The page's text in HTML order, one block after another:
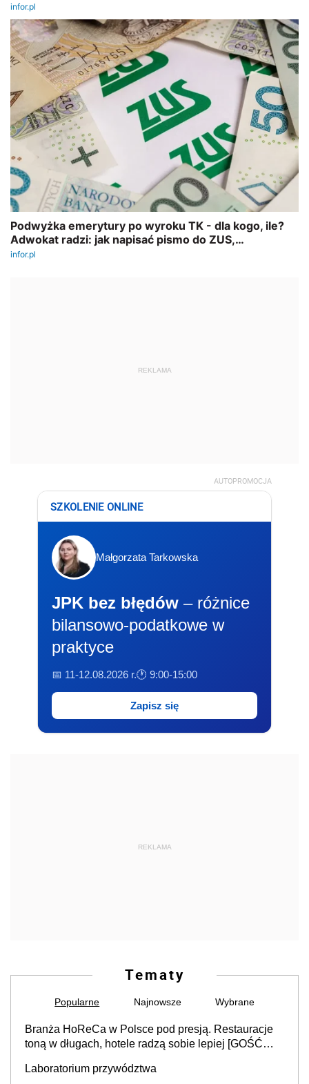
REKLAMA
AUTOPROMOCJA
SZKOLENIE ONLINE
Małgorzata Tarkowska
JPK bez błędów – różnice
bilansowo-podatkowe w
praktyce
📅 11-12.08.2026 r.🕐 9:00-15:00
Zapisz się
REKLAMA
Tematy
Popularne Najnowsze Wybrane
Branża HoReCa w Polsce pod presją. Restauracje
toną w długach, hotele radzą sobie lepiej [GOŚĆ
Laboratorium przywództwa